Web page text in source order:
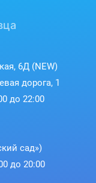
6Д (NEW)
дорога, 1
до 22:00
сад»)
до 20:00